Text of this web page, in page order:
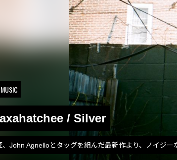
/ Silver
、John Agnelloとタッグを組んだ最新作より、ノイジ